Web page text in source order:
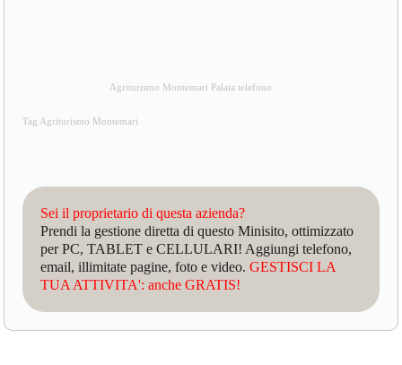
Agriturismo Montemari Palaia telefono
Tag Agriturismo Montemari
Sei il proprietario di questa azienda?
Prendi la gestione diretta di questo Minisito, ottimizzato
per PC, TABLET e CELLULARI! Aggiungi telefono,
email, illimitate pagine, foto e video.GESTISCI LA
TUA ATTIVITA': anche GRATIS!